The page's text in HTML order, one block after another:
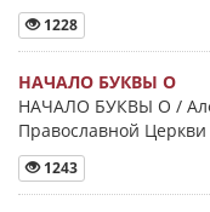
1228
НАЧАЛО БУКВЫ Ο
НАЧАЛО БУКВЫ Ο /
Православной
1243